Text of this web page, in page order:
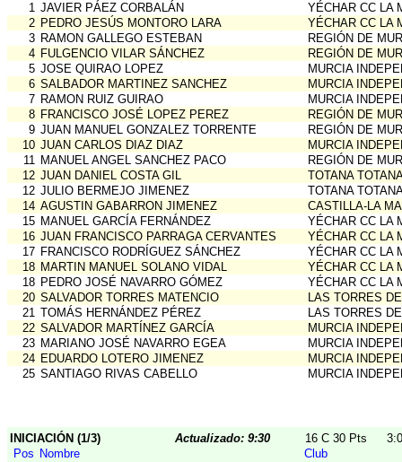
1 JAVIER PÁEZ CORBALÁN
YÉCHAR CC LA
2 PEDRO JESÚS MONTORO LARA
YÉCHAR CC LA
3 RAMON GALLEGO ESTEBAN
REGIÓN DE
4 FULGENCIO VILAR SÁNCHEZ
REGIÓN DE
5 JOSE QUIRAO LOPEZ
MURCIA
6 SALBADOR MARTINEZ SANCHEZ
MURCIA
7 RAMON RUIZ GUIRAO
MURCIA
8 FRANCISCO JOSÉ LOPEZ PEREZ
REGIÓN DE
9 JUAN MANUEL GONZALEZ TORRENTE
REGIÓN DE
10 JUAN CARLOS DIAZ DIAZ
MURCIA
11 MANUEL ANGEL SANCHEZ PACO
REGIÓN DE
12 JUAN DANIEL COSTA GIL
TOTANA
12 JULIO BERMEJO JIMENEZ
TOTANA
14 AGUSTIN GABARRON JIMENEZ
CASTILLA-LA
15 MANUEL GARCÍA FERNÁNDEZ
YÉCHAR CC LA
16 JUAN FRANCISCO PARRAGA CERVANTES
YÉCHAR CC LA
17 FRANCISCO RODRÍGUEZ SÁNCHEZ
YÉCHAR CC LA
18 MARTIN MANUEL SOLANO VIDAL
YÉCHAR CC LA
18 PEDRO JOSÉ NAVARRO GÓMEZ
YÉCHAR CC LA
20 SALVADOR TORRES MATENCIO
LAS TORRES
21 TOMÁS HERNÁNDEZ PÉREZ
LAS TORRES
22 SALVADOR MARTÍNEZ GARCÍA
MURCIA
23 MARIANO JOSÉ NAVARRO EGEA
MURCIA
24 EDUARDO LOTERO JIMENEZ
MURCIA
25 SANTIAGO RIVAS CABELLO MURCIA
INICIACIÓN (1/3) Actualizado: 9:30 16 C 30 Pts
Pos Nombre
Club